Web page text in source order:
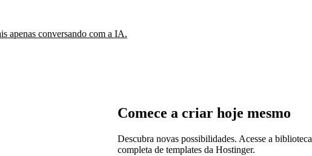
apenas conversando com a IA.
Comece a criar hoje mesmo
Descubra novas possibilidades. Acesse a biblioteca
completa de templates da Hostinger.